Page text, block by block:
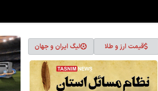
قیمت ارز و طلا لیگ ایران و جهان